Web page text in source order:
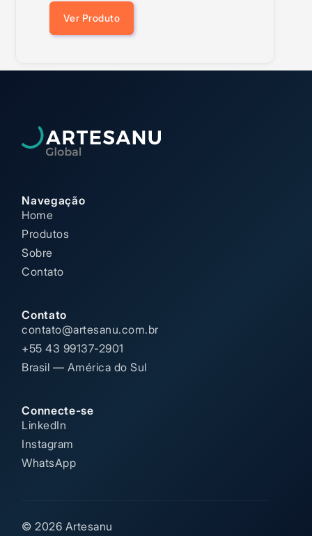
Ver Produto
Navegação
Home
Produtos
Sobre
Contato
Contato
contato@artesanu.com.br
+55 43 99137-2901
Brasil — América do Sul
Connecte-se
LinkedIn
Instagram
WhatsApp
© 2026 Artesanu